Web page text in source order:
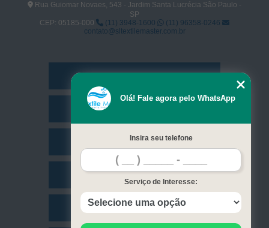
Rua Guiomar Novaes, 543 - Jardim Santa Lucrécia São Paulo -
SP
CEP: 05185-000
(11) 3948-1600
(11) 96358-0246
contato@sltextilemaster.com.br
Missão
Contato
Olá! Fale agora pelo WhatsApp
Insira seu telefone
Serviço de Interesse: